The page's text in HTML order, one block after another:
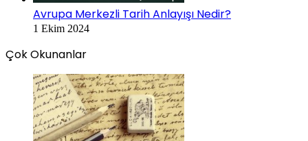
Avrupa Merkezli Tarih Anlayışı Nedir?
1 Ekim 2024
Çok Okunanlar